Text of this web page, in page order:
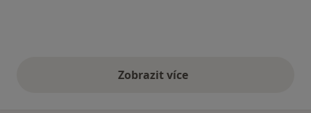
Zobrazit vícevýše uvedené názory